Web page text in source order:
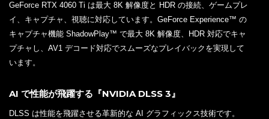
GeForce RTX 4060 Ti は最大 8K 解像度と HDR の接続、ゲームプレ
イ、キャプチャ、視聴に対応しています。GeForce Experience™ の
キャプチャ機能 ShadowPlay™ で最大 8K 解像度、HDR 対応でキャ
プチャし、AV1 デコード対応でスムーズなプレイバックを実現して
います。
AI で性能が飛躍する『NVIDIA DLSS 3』
DLSS は性能を飛躍させる革新的な AI グラフィックス技術です。